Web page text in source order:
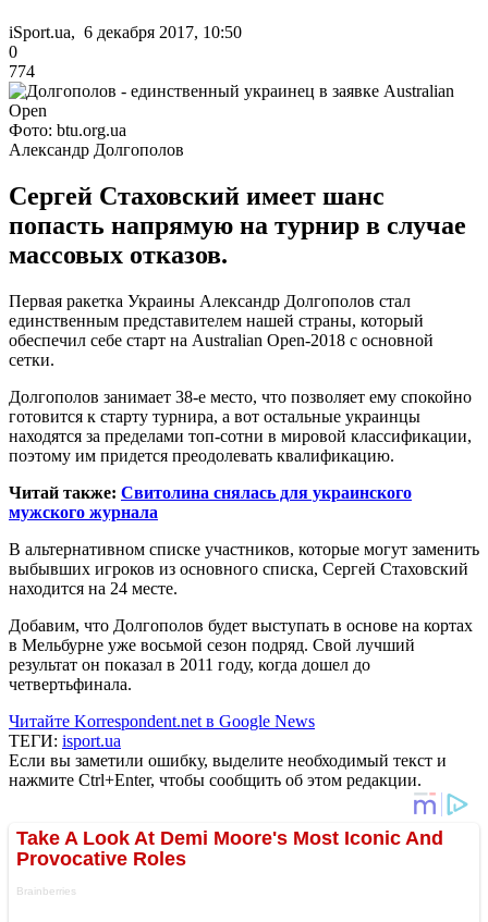
iSport.ua, 6 декабря 2017, 10:50
0
774
Фото: btu.org.ua
Александр Долгополов
Сергей Стаховский имеет шанс
попасть напрямую на турнир в случае
массовых отказов.
Первая ракетка Украины Александр Долгополов стал
единственным представителем нашей страны, который
обеспечил себе старт на Australian Open-2018 с основной
сетки.
Долгополов занимает 38-е место, что позволяет ему спокойно
готовится к старту турнира, а вот остальные украинцы
находятся за пределами топ-сотни в мировой классификации,
поэтому им придется преодолевать квалификацию.
Читай также: Свитолина снялась для украинского
мужского журнала
В альтернативном списке участников, которые могут заменить
выбывших игроков из основного списка, Сергей Стаховский
находится на 24 месте.
Добавим, что Долгополов будет выступать в основе на кортах
в Мельбурне уже восьмой сезон подряд. Свой лучший
результат он показал в 2011 году, когда дошел до
четвертьфинала.
Читайте Korrespondent.net в Google News
ТЕГИ: isport.ua
Если вы заметили ошибку, выделите необходимый текст и
нажмите Ctrl+Enter, чтобы сообщить об этом редакции.